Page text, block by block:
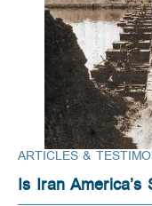
ARTICLES &
Is Iran